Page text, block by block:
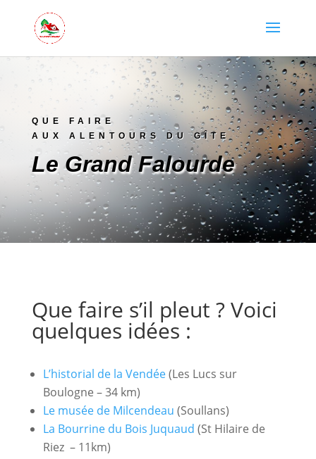
QUE FAIRE
AUX ALENTOURS DU GÎTE
Le Grand Falourde
Que faire s’il pleut ? Voici
quelques idées :
L’historial de la Vendée(Les Lucs sur
Boulogne – 34 km)
Le musée de Milcendeau (Soullans)
La Bourrine du Bois Juquaud (St Hilaire de
Riez – 11km)